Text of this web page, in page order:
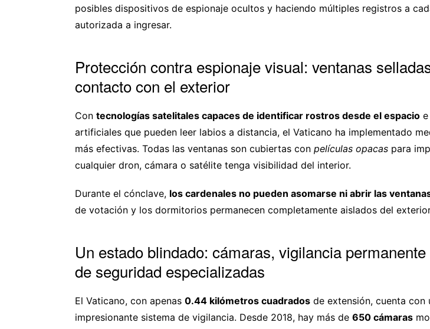
posibles dispositivos de espionaje ocultos y haciendo múltiples registros a
autorizada a ingresar.
Protección contra espionaje visual: ventanas
contacto con el exterior
Con tecnologías satelitales capaces de identificar rostros desde el espacio
artificiales que pueden leer labios a distancia, el Vaticano ha implementado
más efectivas. Todas las ventanas son cubiertas con películas opacas para
cualquier dron, cámara o satélite tenga visibilidad del interior.
Durante el cónclave, los cardenales no pueden asomarse ni abrir las
de votación y los dormitorios permanecen completamente aislados del
Un estado blindado: cámaras, vigilancia
de seguridad especializadas
El Vaticano, con apenas 0.44 kilómetros cuadrados de extensión, cuenta con
impresionante sistema de vigilancia. Desde 2018, hay más de 650 cámaras